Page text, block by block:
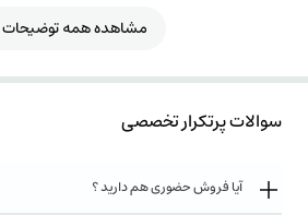
قسمت مشخصات فنی به صورت اختصاصی به محصول
مشاهده همه توضیحات
سوالات پرتکرار تخصصی
آیا فروش حضوری هم دارید ؟